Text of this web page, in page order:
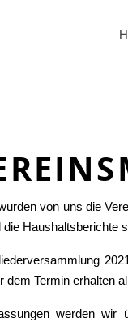
von uns die
Haushaltsberichte
dem Termin erhalten
werden wir